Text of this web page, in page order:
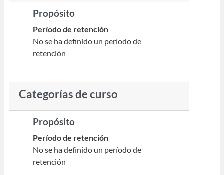
Propósito
Período de retención
No se ha definido un período de
retención
Categorías de curso
Propósito
Período de retención
No se ha definido un período de
retención